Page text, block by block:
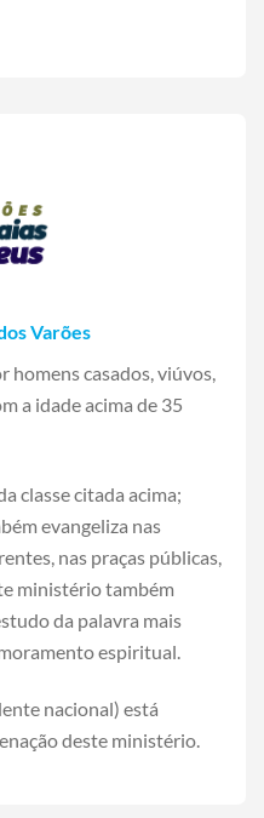
Varões
homens casados, viúvos,
a idade acima de 35
classe citada acima;
evangeliza nas
nas praças públicas,
ministério também
da palavra mais
espiritual.
nacional) está
deste ministério.